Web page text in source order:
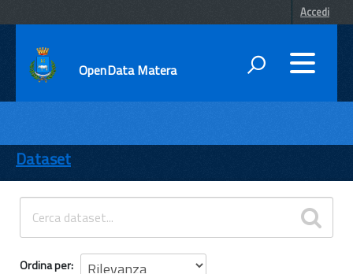
Accedi
OpenData Matera
ENTI
TEMI
INFORMAZIONI
Dataset
Ordina per